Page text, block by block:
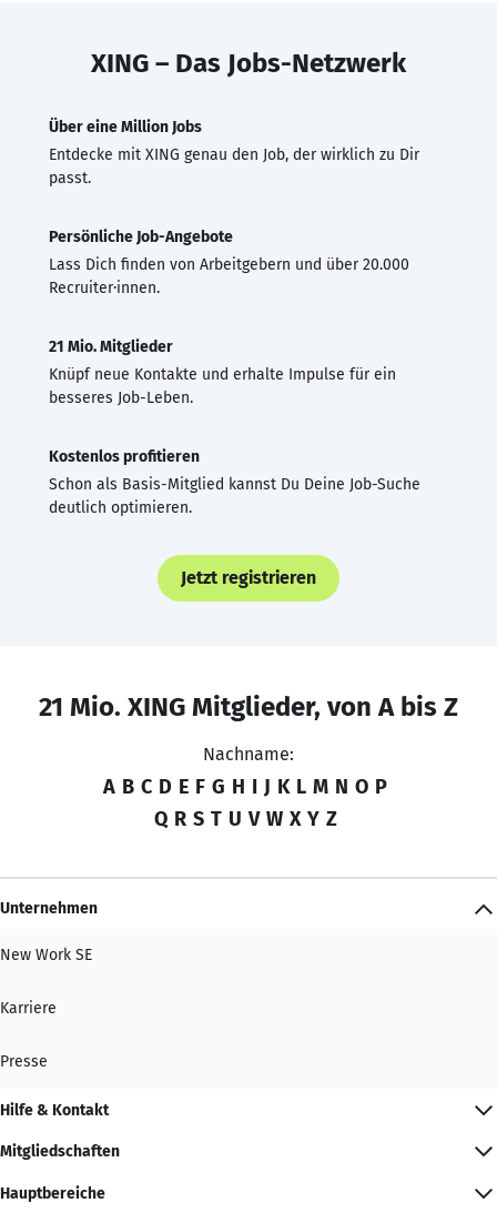
XING – Das Jobs-Netzwerk
Über eine Million Jobs
Entdecke mit XING genau den Job, der wirklich zu Dir
passt.
Persönliche Job-Angebote
Lass Dich finden von Arbeitgebern und über 20.000
Recruiter·innen.
21 Mio. Mitglieder
Knüpf neue Kontakte und erhalte Impulse für ein
besseres Job-Leben.
Kostenlos profitieren
Schon als Basis-Mitglied kannst Du Deine Job-Suche
deutlich optimieren.
Jetzt registrieren
21 Mio. XING Mitglieder, von A bis Z
Nachname:
A B C D E F G H I J K L M N O P
Q R S T U V W X Y Z
Unternehmen
New Work SE
Karriere
Presse
Hilfe & Kontakt
Mitgliedschaften
Hauptbereiche